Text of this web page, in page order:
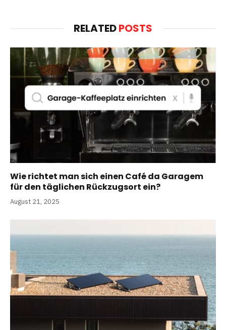
RELATEDPOSTS
Wie richtet man sich einen Café da Garagem
für den täglichen Rückzugsort ein?
August 21, 2025